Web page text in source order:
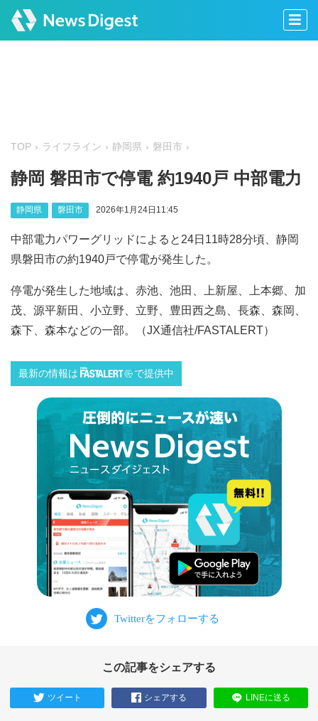
TOP ライフライン 静岡県 磐田市
静岡 磐田市で停電 約1940戸 中部電力
静岡県 磐田市 2026年1月24日11:45
中部電力パワーグリッドによると24日11時28分頃、静岡
県磐田市の約1940戸で停電が発生した。
停電が発生した地域は、赤池、池田、上新屋、上本郷、加
茂、源平新田、小立野、立野、豊田西之島、長森、森岡、
森下、森本などの一部。（JX通信社/FASTALERT）
最新の情報は で提供中
この記事をシェアする
ツイート シェアする LINEに送る